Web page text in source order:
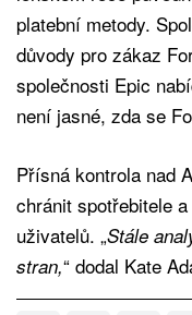
platební metody.
důvody pro zákaz
společnosti Epic
není jasné, zda se
Přísná kontrola nad
chránit spotřebitele
uživatelů. „Stále
stran,“ dodal Kate